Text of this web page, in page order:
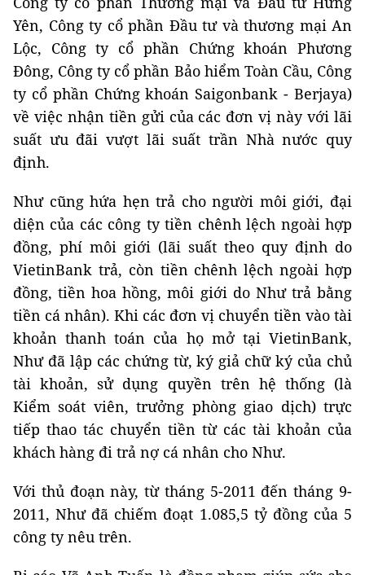
Yên, Công ty cổ phần Đầu tư và thương mại An
Lộc, Công ty cổ phần Chứng khoán Phương
Đông, Công ty cổ phần Bảo hiểm Toàn Cầu, Công
ty cổ phần Chứng khoán Saigonbank - Berjaya)
về việc nhận tiền gửi của các đơn vị này với lãi
suất ưu đãi vượt lãi suất trần Nhà nước quy
định.
Như cũng hứa hẹn trả cho người môi giới, đại
diện của các công ty tiền chênh lệch ngoài hợp
đồng, phí môi giới (lãi suất theo quy định do
VietinBank trả, còn tiền chênh lệch ngoài hợp
đồng, tiền hoa hồng, môi giới do Như trả bằng
tiền cá nhân). Khi các đơn vị chuyển tiền vào tài
khoản thanh toán của họ mở tại VietinBank,
Như đã lập các chứng từ, ký giả chữ ký của chủ
tài khoản, sử dụng quyền trên hệ thống (là
Kiểm soát viên, trưởng phòng giao dịch) trực
tiếp thao tác chuyển tiền từ các tài khoản của
khách hàng đi trả nợ cá nhân cho Như.
Với thủ đoạn này, từ tháng 5-2011 đến tháng 9-
2011, Như đã chiếm đoạt 1.085,5 tỷ đồng của 5
công ty nêu trên.